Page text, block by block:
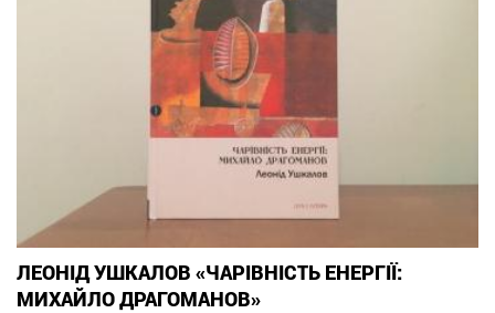
ЛЕОНІД УШКАЛОВ «ЧАРІВНІСТЬ ЕНЕРГІЇ:
МИХАЙЛО ДРАГОМАНОВ»